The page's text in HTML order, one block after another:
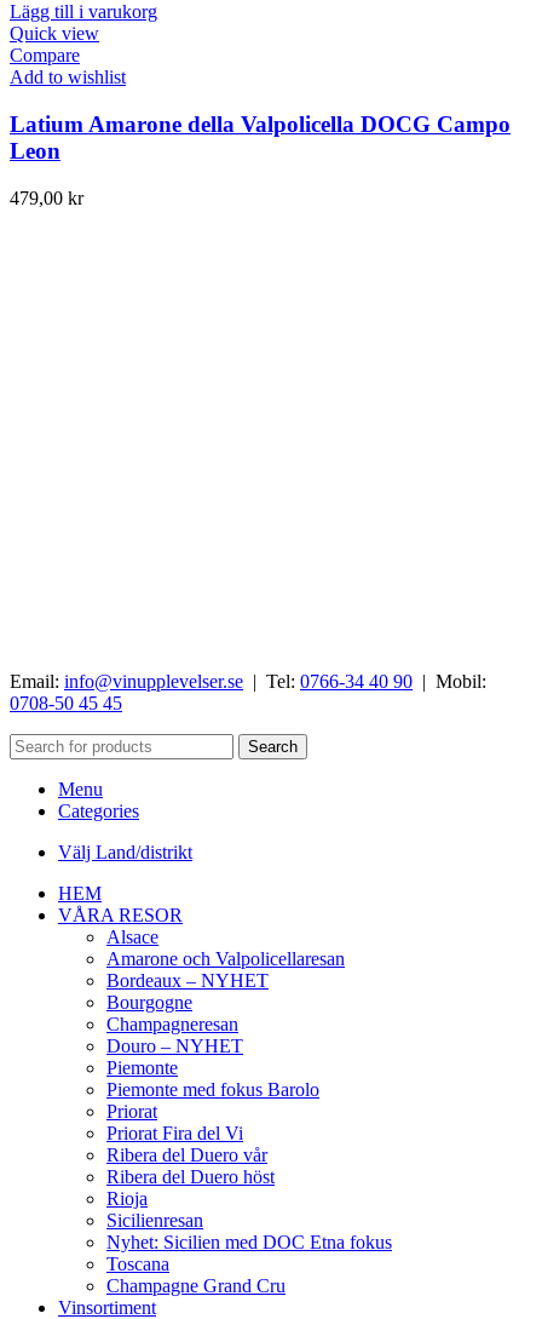
Lägg till i varukorg
Quick view
Compare
Add to wishlist
Latium Amarone della Valpolicella DOCG Campo
Leon
479,00 kr
Email: info@vinupplevelser.se | Tel: 0766-34 40 90 | Mobil:
0708-50 45 45
Search
Menu
Categories
Välj Land/distrikt
HEM
VÅRA RESOR
Alsace
Amarone och Valpolicellaresan
Bordeaux – NYHET
Bourgogne
Champagneresan
Douro – NYHET
Piemonte
Piemonte med fokus Barolo
Priorat
Priorat Fira del Vi
Ribera del Duero vår
Ribera del Duero höst
Rioja
Sicilienresan
Nyhet: Sicilien med DOC Etna fokus
Toscana
Champagne Grand Cru
Vinsortiment